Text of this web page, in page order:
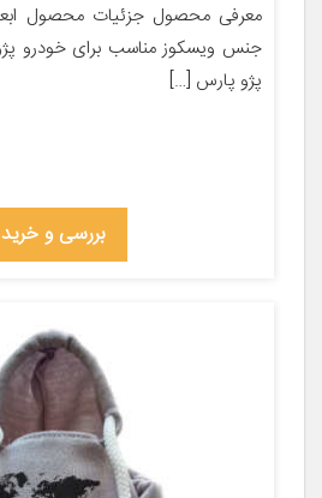
پژو پارس […]
بررسی و خرید